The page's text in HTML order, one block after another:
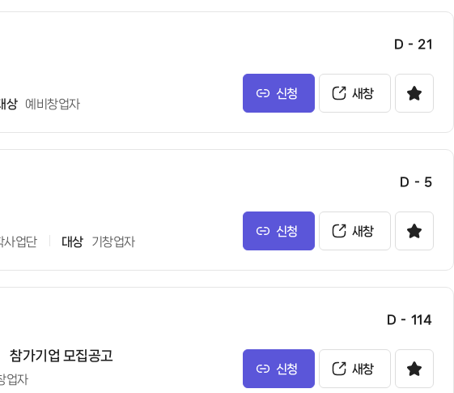
D - 21
상 예비창업자
신청 새창
D - 5
사업단 대상 기창업자
신청 새창
D - 114
참가기업 모집공고
업자
신청 새창